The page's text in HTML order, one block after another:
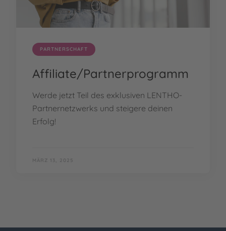
PARTNERSCHAFT
Affiliate/Partnerprogramm
Werde jetzt Teil des exklusiven LENTHO-
Partnernetzwerks und steigere deinen
Erfolg!
MÄRZ 13, 2025